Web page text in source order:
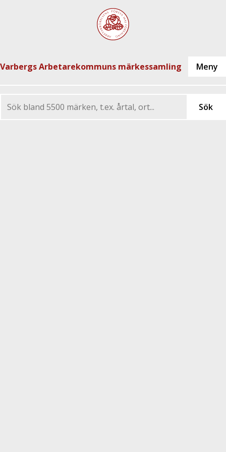
Varbergs Arbetarekommuns märkessamling